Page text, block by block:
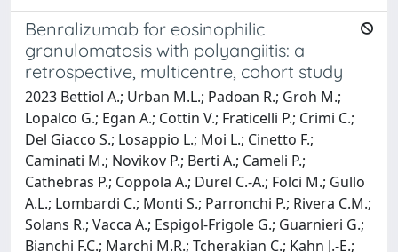
Benralizumab for eosinophilic
granulomatosis with polyangiitis: a
retrospective, multicentre, cohort study
2023 Bettiol A.; Urban M.L.; Padoan R.; Groh M.;
Lopalco G.; Egan A.; Cottin V.; Fraticelli P.; Crimi C.;
Del Giacco S.; Losappio L.; Moi L.; Cinetto F.;
Caminati M.; Novikov P.; Berti A.; Cameli P.;
Cathebras P.; Coppola A.; Durel C.-A.; Folci M.; Gullo
A.L.; Lombardi C.; Monti S.; Parronchi P.; Rivera C.M.;
Solans R.; Vacca A.; Espigol-Frigole G.; Guarnieri G.;
Bianchi F.C.; Marchi M.R.; Tcherakian C.; Kahn J.-E.;